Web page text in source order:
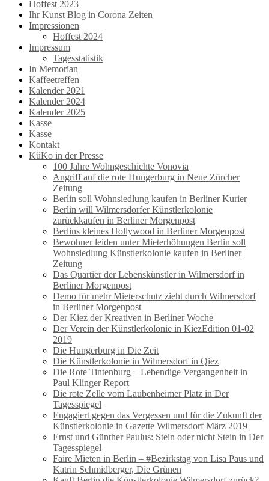
Hoffest 2023
Ihr Kunst Blog in Corona Zeiten
Impressionen
Hoffest 2024
Impressum
Tagesstatistik
In Memorian
Kaffeetreffen
Kalender 2021
Kalender 2024
Kalender 2025
Kasse
Kasse
Kontakt
KüKo in der Presse
100 Jahre Wohngeschichte Vonovia
Angriff auf die rote Hungerburg in Neue Zürcher
Zeitung
Berlin soll Wohnsiedlung kaufen in Berliner Kurier
Berlin will Wilmersdorfer Künstlerkolonie
zurückkaufen in Berliner Morgenpost
Berlins kleines Hollywood in Berliner Morgenpost
Bewohner leiden unter Mieterhöhungen Berlin soll
Wohnsiedlung Künstlerkolonie kaufen in Berliner
Zeitung
Das Quartier der Lebenskünstler in Wilmersdorf in
Berliner Morgenpost
Demo für mehr Mieterschutz zieht durch Wilmersdorf
in Berliner Morgenpost
Der Kiez der Kreativen in Berliner Woche
Der Verein der Künstlerkolonie in KiezEdition 01-02
2019
Die Hungerburg in Die Zeit
Die Künstlerkolonie in Wilmersdorf in Qiez
Die Rote Tintenburg – Lebendige Vergangenheit in
Paul Klinger Report
Die rote Zelle vom Laubenheimer Platz in Der
Tagesspiegel
Engagiert gegen das Vergessen und für die Zukunft der
Künstlerkolonie in Gazette Wilmersdorf März 2019
Ernst und Günther Paulus: Stein oder nicht Stein in Der
Tagesspiegel
Faire Mieten in Berlin – #Bezirkstag von Lisa Paus und
Katrin Schmidberger, Die Grünen